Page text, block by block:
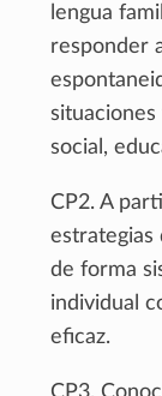
lengua
responder
social,
CP2. A
estrategias
de forma
individual
eficaz.